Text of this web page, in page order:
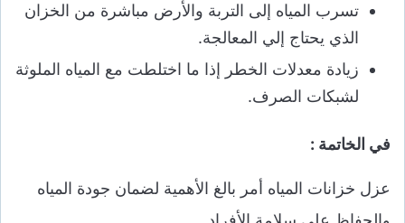
تسرب المياه إلى التربة والأرض مباشرة من الخزان
الذي يحتاج إلي المعالجة.
زيادة معدلات الخطر إذا ما اختلطت مع المياه الملوثة
لشبكات الصرف.
في الخاتمة :
عزل خزانات المياه أمر بالغ الأهمية لضمان جودة المياه